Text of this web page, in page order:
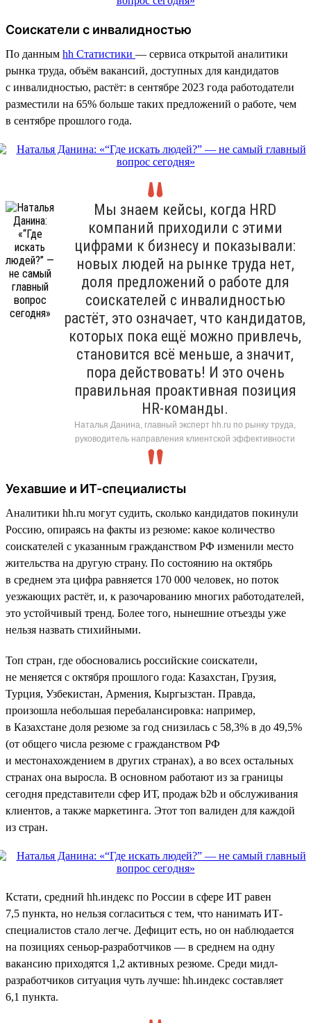
Соискатели с инвалидностью
По данным hh Статистики — сервиса открытой аналитики
рынка труда, объём вакансий, доступных для кандидатов
с инвалидностью, растёт: в сентябре 2023 года работодатели
разместили на 65% больше таких предложений о работе, чем
в сентябре прошлого года.
Мы знаем кейсы, когда HRD
компаний приходили с этими
цифрами к бизнесу и показывали:
новых людей на рынке труда нет,
доля предложений о работе для
соискателей с инвалидностью
растёт, это означает, что кандидатов,
которых пока ещё можно привлечь,
становится всё меньше, а значит,
пора действовать! И это очень
правильная проактивная позиция
HR-команды.
Наталья Данина, главный эксперт hh.ru по рынку труда,
руководитель направления клиентской эффективности
Уехавшие и ИТ-специалисты
Аналитики hh.ru могут судить, сколько кандидатов покинули
Россию, опираясь на факты из резюме: какое количество
соискателей с указанным гражданством РФ изменили место
жительства на другую страну. По состоянию на октябрь
в среднем эта цифра равняется 170 000 человек, но поток
уезжающих растёт, и, к разочарованию многих работодателей,
это устойчивый тренд. Более того, нынешние отъезды уже
нельзя назвать стихийными.
Топ стран, где обосновались российские соискатели,
не меняется с октября прошлого года: Казахстан, Грузия,
Турция, Узбекистан, Армения, Кыргызстан. Правда,
произошла небольшая перебалансировка: например,
в Казахстане доля резюме за год снизилась с 58,3% в до 49,5%
(от общего числа резюме с гражданством РФ
и местонахождением в других странах), а во всех остальных
странах она выросла. В основном работают из за границы
сегодня представители сфер ИТ, продаж b2b и обслуживания
клиентов, а также маркетинга. Этот топ валиден для каждой
из стран.
Кстати, средний hh.индекс по России в сфере ИТ равен
7,5 пункта, но нельзя согласиться с тем, что нанимать ИТ-
специалистов стало легче. Дефицит есть, но он наблюдается
на позициях сеньор-разработчиков — в среднем на одну
вакансию приходятся 1,2 активных резюме. Среди мидл-
разработчиков ситуация чуть лучше: hh.индекс составляет
6,1 пункта.